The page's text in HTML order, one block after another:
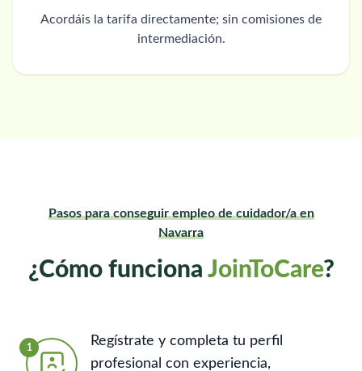
Acordáis la tarifa directamente; sin comisiones de
intermediación.
Pasos para conseguir empleo de cuidador/a en
Navarra
¿Cómo funciona JoinToCare?
1
Regístrate y completa tu perfil
profesional con experiencia,